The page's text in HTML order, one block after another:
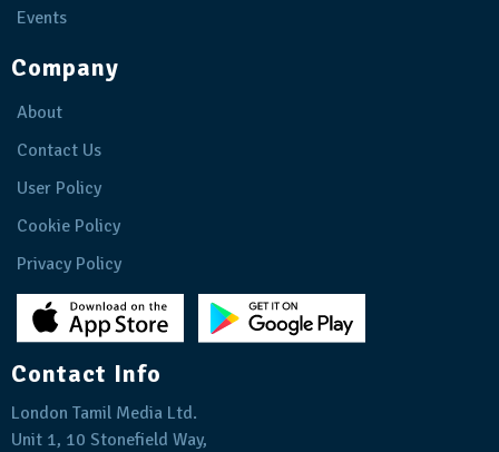
Events
Company
About
Contact Us
User Policy
Cookie Policy
Privacy Policy
Contact Info
London Tamil Media Ltd.
Unit 1, 10 Stonefield Way,